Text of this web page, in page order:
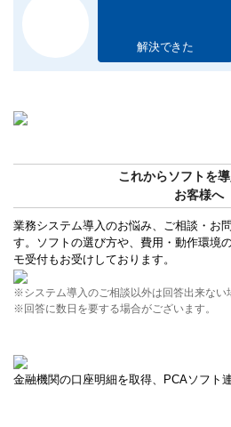
解決できた
これからソフトを
お客様へ
業務システム導入のお悩み、ご相談・お
す。ソフトの選び方や、費用・動作環境
モ受付もお受けしております。
※システム導入のご相談以外は回答出来ない
※回答に数日を要する場合がございます。
金融機関の口座明細を取得、PCAソフト